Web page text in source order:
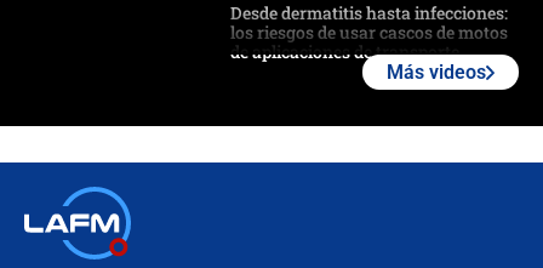
Desde dermatitis hasta infecciones:
los riesgos de usar cascos de motos
de aplicaciones de transporte
Más videos